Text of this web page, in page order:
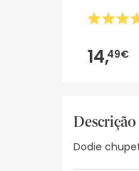
14,49€
Descrição
Dodie